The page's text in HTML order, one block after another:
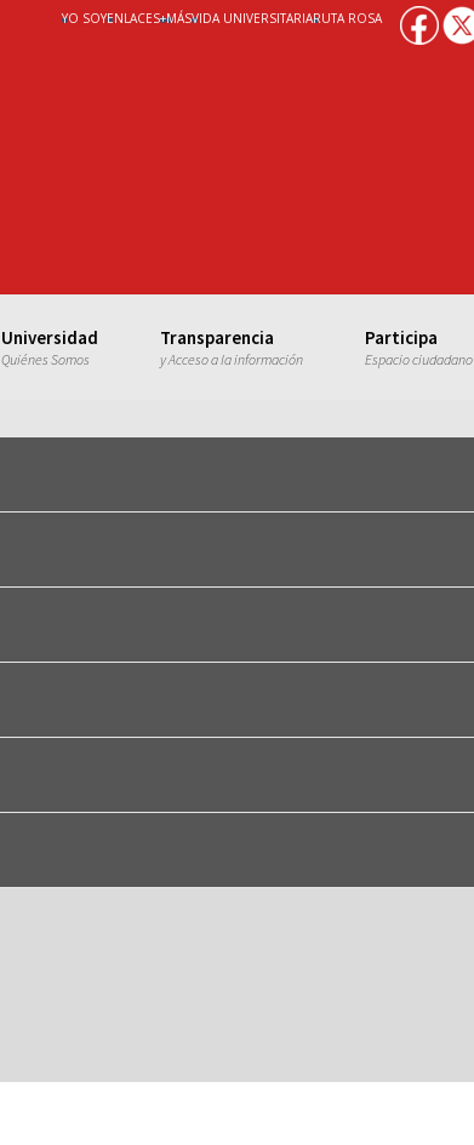
YO SOYENLACES+MÁSVIDA UNIVERSITARIARUTA ROSA
Universidad
Quiénes Somos
Transparencia
y Acceso a la información
Participa
Espacio ciudadano